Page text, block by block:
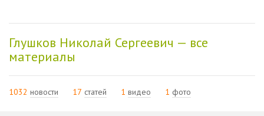
Глушков Николай Сергеевич — все
материалы
1032 новости 17 статей 1 видео 1 фото